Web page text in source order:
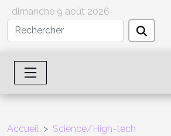
dimanche 9 août 2026
Accueil
Science/High-tech